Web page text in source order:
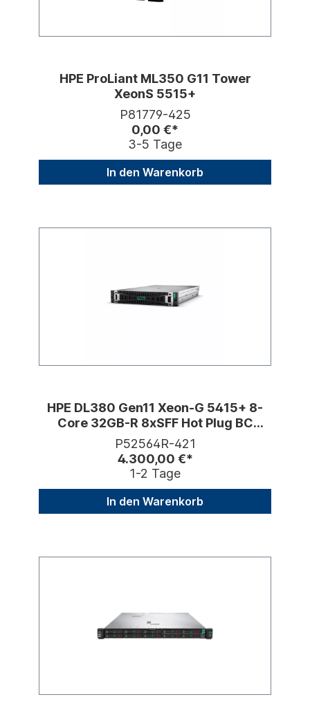
HPE ProLiant ML350 G11 Tower
XeonS 5515+
P81779-425
0,00 €*
3-5 Tage
In den Warenkorb
HPE DL380 Gen11 Xeon-G 5415+ 8-
Core 32GB-R 8xSFF Hot Plug BC
MR408i-o
P52564R-421
4.300,00 €*
1-2 Tage
In den Warenkorb